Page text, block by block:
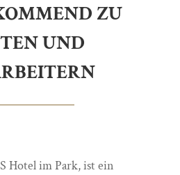
ZU
UND
Hotel im Park, ist ein